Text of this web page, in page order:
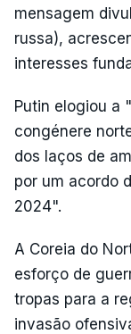
mensagem
russa),
interesses
Putin elogiou a
congénere
dos laços de
por um acordo
2024".
A Coreia do
esforço de
tropas para a
invasão